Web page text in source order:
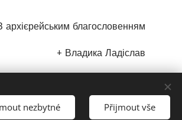
архієрейським благословенням
+ Владика Ладіслав
nezbytné Přijmout vše